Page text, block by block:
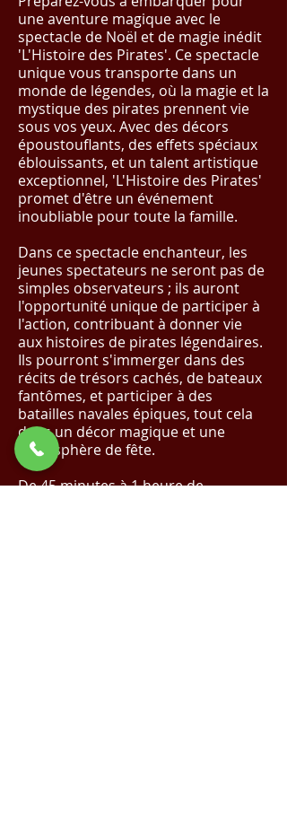
une aventure magique avec le
spectacle de Noël et de magie inédit
'L'Histoire des Pirates'. Ce spectacle
unique vous transporte dans un
monde de légendes, où la magie et la
mystique des pirates prennent vie
sous vos yeux. Avec des décors
époustouflants, des effets spéciaux
éblouissants, et un talent artistique
exceptionnel, 'L'Histoire des Pirates'
promet d'être un événement
inoubliable pour toute la famille.
Dans ce spectacle enchanteur, les
jeunes spectateurs ne seront pas de
simples observateurs ; ils auront
l'opportunité unique de participer à
l'action, contribuant à donner vie
aux histoires de pirates légendaires.
Ils pourront s'immerger dans des
récits de trésors cachés, de bateaux
fantômes, et participer à des
batailles navales épiques, tout cela
dans un décor magique et une
atmosphère de fête.
De 45 minutes à 1 heure de